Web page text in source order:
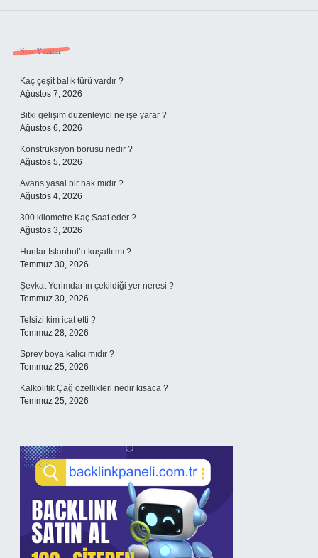
Sidebar
Son Yazılar
Kaç çeşit balık türü vardır ?
Ağustos 7, 2026
Bitki gelişim düzenleyici ne işe yarar ?
Ağustos 6, 2026
Konstrüksiyon borusu nedir ?
Ağustos 5, 2026
Avans yasal bir hak mıdır ?
Ağustos 4, 2026
300 kilometre Kaç Saat eder ?
Ağustos 3, 2026
Hunlar İstanbul’u kuşattı mı ?
Temmuz 30, 2026
Şevkat Yerimdar’ın çekildiği yer neresi ?
Temmuz 30, 2026
Telsizi kim icat etti ?
Temmuz 28, 2026
Sprey boya kalıcı mıdır ?
Temmuz 25, 2026
Kalkolitik Çağ özellikleri nedir kısaca ?
Temmuz 25, 2026